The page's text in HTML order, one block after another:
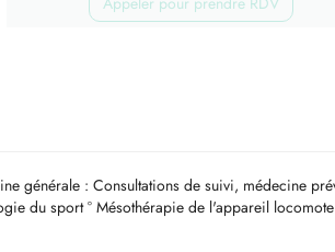
générale : Consultations de suivi, médecine
du sport ° Mésothérapie de l'appareil